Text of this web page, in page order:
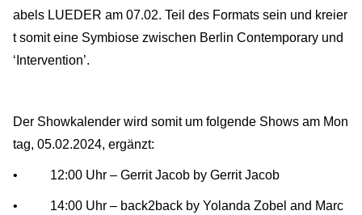
abels LUEDER am 07.02. Teil des Formats sein und kreier
t somit eine Symbiose zwischen Berlin Contemporary und
‘Intervention’.
Der Showkalender wird somit um folgende Shows am Mon
tag, 05.02.2024, ergänzt:
• 12:00 Uhr – Gerrit Jacob by Gerrit Jacob
• 14:00 Uhr – back2back by Yolanda Zobel and Marc